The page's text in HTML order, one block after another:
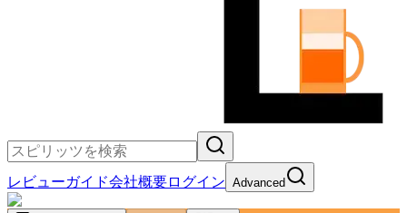
レビューガイド会社概要ログイン Advanced